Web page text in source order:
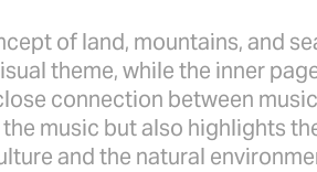
of land, mountains, and
theme, while the inner
connection between
music but also highlights
and the natural